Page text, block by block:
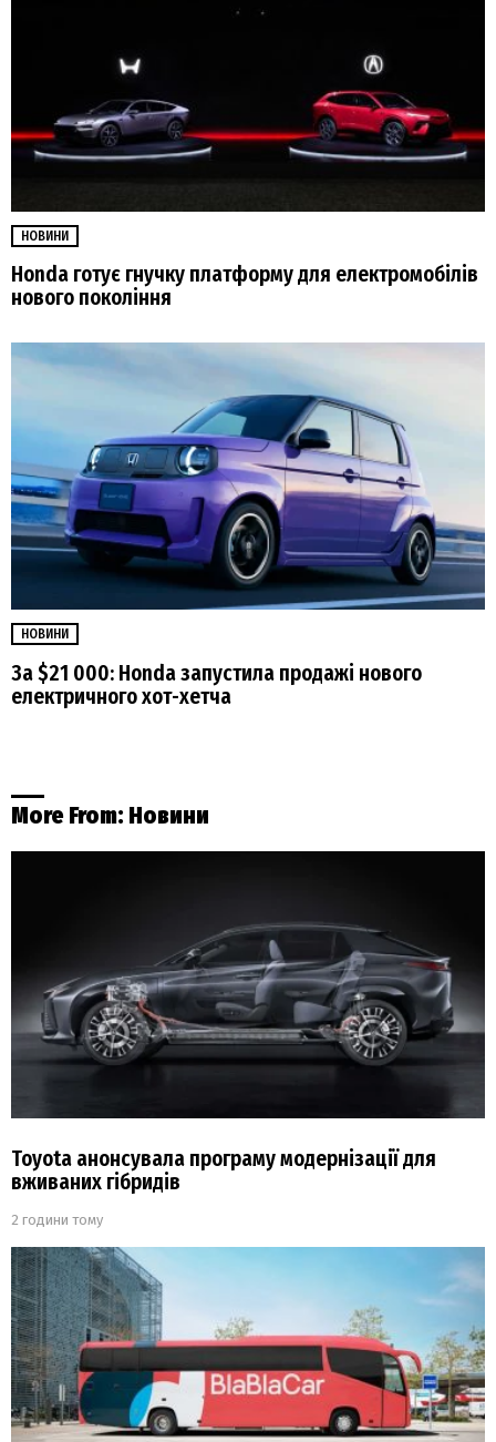
НОВИНИ
Honda готує гнучку платформу для електромобілів
нового покоління
НОВИНИ
За $21 000: Honda запустила продажі нового
електричного хот-хетча
More From: Новини
Toyota анонсувала програму модернізації для
вживаних гібридів
2 години тому